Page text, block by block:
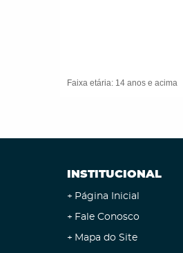
Faixa etária: 14 anos e acima
INSTITUCIONAL
Página Inicial
Fale Conosco
Mapa do Site